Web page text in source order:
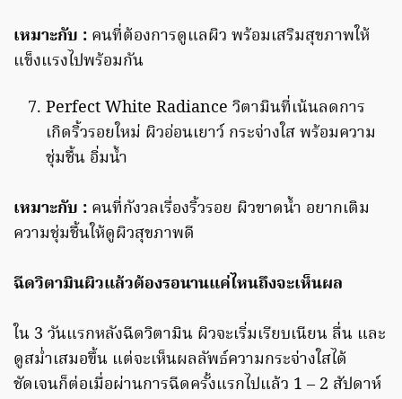
เหมาะกับ : คนที่ต้องการดูแลผิว พร้อมเสริมสุขภาพให้
แข็งแรงไปพร้อมกัน
Perfect White Radiance วิตามินที่เน้นลดการ
เกิดริ้วรอยใหม่ ผิวอ่อนเยาว์ กระจ่างใส พร้อมความ
ชุ่มชื้น อิ่มน้ำ
เหมาะกับ : คนที่กังวลเรื่องริ้วรอย ผิวขาดน้ำ อยากเติม
ความชุ่มชื้นให้ดูผิวสุขภาพดี
ฉีดวิตามินผิวแล้วต้องรอนานแค่ไหนถึงจะเห็นผล
ใน 3 วันแรกหลังฉีดวิตามิน ผิวจะเริ่มเรียบเนียน ลื่น และ
ดูสม่ำเสมอขึ้น แต่จะเห็นผลลัพธ์ความกระจ่างใสได้
ชัดเจนก็ต่อเมื่อผ่านการฉีดครั้งแรกไปแล้ว 1 – 2 สัปดาห์